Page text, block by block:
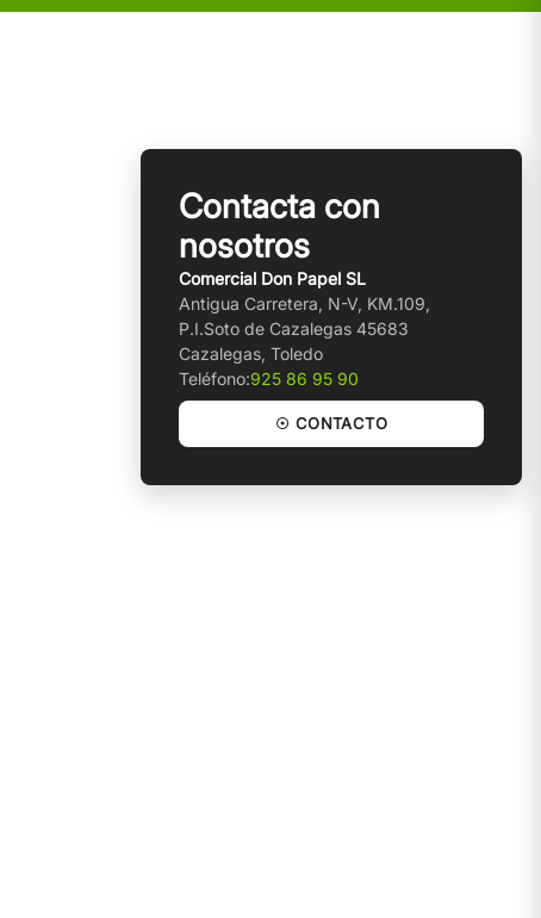
Contacta con
nosotros
Comercial Don Papel SL
Antigua Carretera, N-V, KM.109,
P.I.Soto de Cazalegas 45683
Cazalegas, Toledo
Teléfono:925 86 95 90
☉ CONTACTO